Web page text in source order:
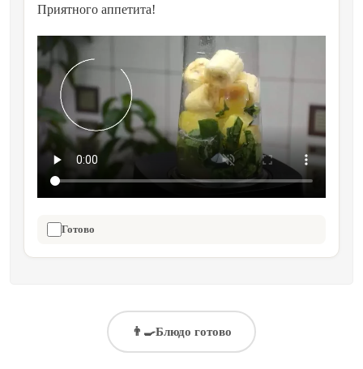
Приятного аппетита!
Готово
👨‍🍳Блюдо готово